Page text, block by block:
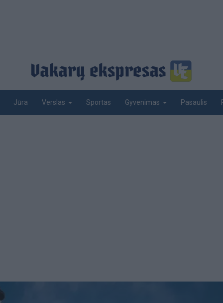
Jūra Verslas Sportas Gyvenimas Pasaulis